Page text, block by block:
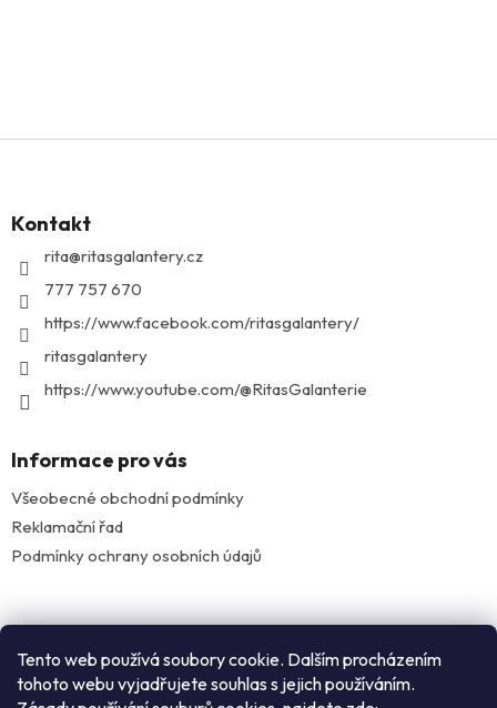
Tento web používá soubory cookie. Dalším procházením
tohoto webu vyjadřujete souhlas s jejich používáním.
aKontakt
rita@ritasgalantery.cz
777 757 670
https://www.facebook.com/ritasgalantery/
ritasgalantery
https://www.youtube.com/@RitasGalanterie
Informace pro vás
Všeobecné obchodní podmínky
Reklamační řad
Podmínky ochrany osobních údajů